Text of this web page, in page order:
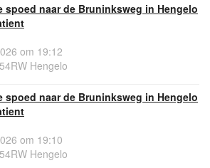
spoed naar de Bruninksweg in Hengelo
om 19:12
Hengelo
spoed naar de Bruninksweg in Hengelo
om 19:10
Hengelo